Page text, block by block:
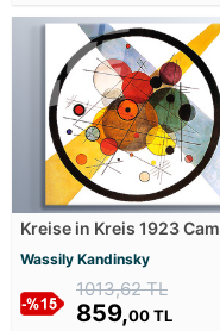
Kreise in Kreis 1923 Cam
Tablosu
Wassily Kandinsky
1013,62 TL
859,00 TL